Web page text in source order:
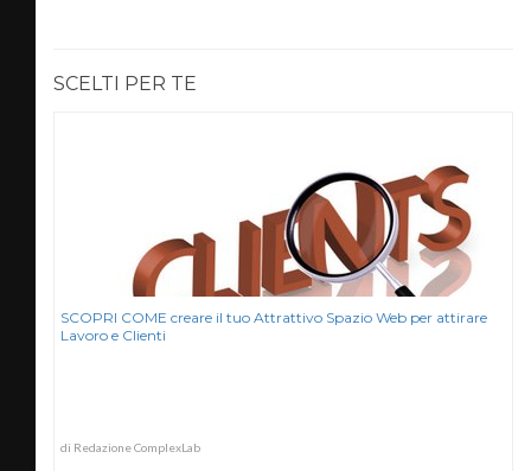
SCELTI PER TE
SCOPRI COME creare il tuo Attrattivo Spazio Web per attirare
Lavoro e Clienti
di Redazione ComplexLab